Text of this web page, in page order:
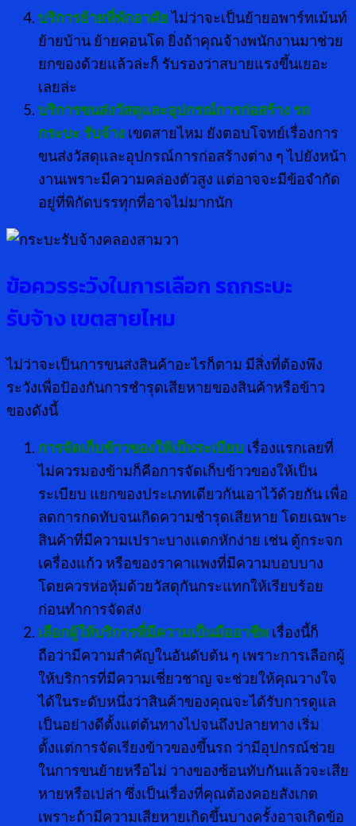
บริการย้ายที่พักอาศัย ไม่ว่าจะเป็นย้ายอพาร์ทเม้นท์
ย้ายบ้าน ย้ายคอนโด ยิ่งถ้าคุณจ้างพนักงานมาช่วย
ยกของด้วยแล้วล่ะก็ รับรองว่าสบายแรงขึ้นเยอะ
เลยล่ะ
บริการขนส่งวัสดุและอุปกรณ์การก่อสร้าง รถ
กระบะ รับจ้าง เขตสายไหม ยังตอบโจทย์เรื่องการ
ขนส่งวัสดุและอุปกรณ์การก่อสร้างต่าง ๆ ไปยังหน้า
งานเพราะมีความคล่องตัวสูง แต่อาจจะมีข้อจำกัด
อยู่ที่พิกัดบรรทุกที่อาจไม่มากนัก
ข้อควรระวังในการเลือก รถกระบะ
รับจ้าง เขตสายไหม
ไม่ว่าจะเป็นการขนส่งสินค้าอะไรก็ตาม มีสิ่งที่ต้องพึง
ระวังเพื่อป้องกันการชำรุดเสียหายของสินค้าหรือข้าว
ของดังนี้
การจัดเก็บข้าวของให้เป็นระเบียบ เรื่องแรกเลยที่
ไม่ควรมองข้ามก็คือการจัดเก็บข้าวของให้เป็น
ระเบียบ แยกของประเภทเดียวกันเอาไว้ด้วยกัน เพื่อ
ลดการกดทับจนเกิดความชำรุดเสียหาย โดยเฉพาะ
สินค้าที่มีความเปราะบางแตกหักง่าย เช่น ตู้กระจก
เครื่องแก้ว หรือของราคาแพงที่มีความบอบบาง
โดยควรห่อหุ้มด้วยวัสดุกันกระแทกให้เรียบร้อย
ก่อนทำการจัดส่ง
เลือกผู้ให้บริการที่มีความเป็นมืออาชีพ เรื่องนี้ก็
ถือว่ามีความสำคัญในอันดับต้น ๆ เพราะการเลือกผู้
ให้บริการที่มีความเชี่ยวชาญ จะช่วยให้คุณวางใจ
ได้ในระดับหนึ่งว่าสินค้าของคุณจะได้รับการดูแล
เป็นอย่างดีตั้งแต่ต้นทางไปจนถึงปลายทาง เริ่ม
ตั้งแต่การจัดเรียงข้าวของขึ้นรถ ว่ามีอุปกรณ์ช่วย
ในการขนย้ายหรือไม่ วางของซ้อนทับกันแล้วจะเสีย
หายหรือเปล่า ซึ่งเป็นเรื่องที่คุณต้องคอยสังเกต
เพราะถ้ามีความเสียหายเกิดขึ้นบางครั้งอาจเกิดข้อ